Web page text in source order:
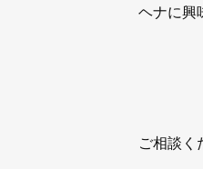
ヘナに興
ご相談く